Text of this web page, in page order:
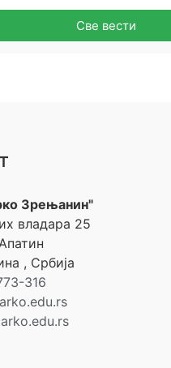
Све вести
Зрењанин"
владара 25
, Србија
316